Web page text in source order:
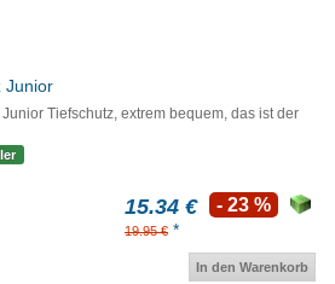
Junior
Tiefschutz, extrem bequem, das ist der
15.34 €
19.95 € *
- 23 %
In den Warenkorb